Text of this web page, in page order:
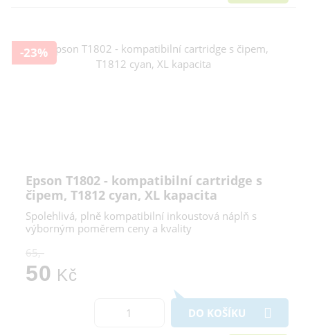
-23%
Epson T1802 - kompatibilní cartridge s
čipem, T1812 cyan, XL kapacita
Spolehlivá, plně kompatibilní inkoustová náplň s
výborným poměrem ceny a kvality
65,-
50 Kč
DO KOŠÍKU